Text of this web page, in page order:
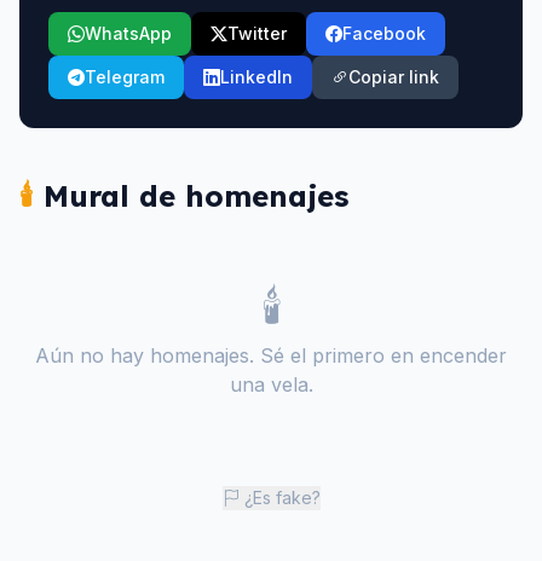
WhatsApp Twitter Facebook
Telegram LinkedIn Copiar link
🕯️ Mural de homenajes
🕯️
Aún no hay homenajes. Sé el primero en encender
una vela.
¿Es fake?